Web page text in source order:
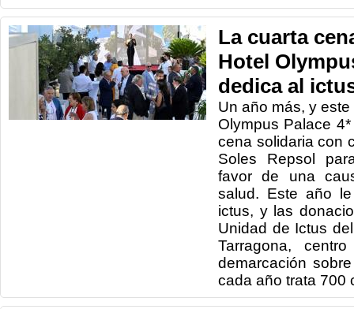
La cuarta
Hotel
dedica al
Un año más, y
Olympus Palace
cena solidaria con
Soles Repsol
favor de una
salud. Este año
ictus, y las
Unidad de Ictus
Tarragona,
demarcación
cada año trata 700